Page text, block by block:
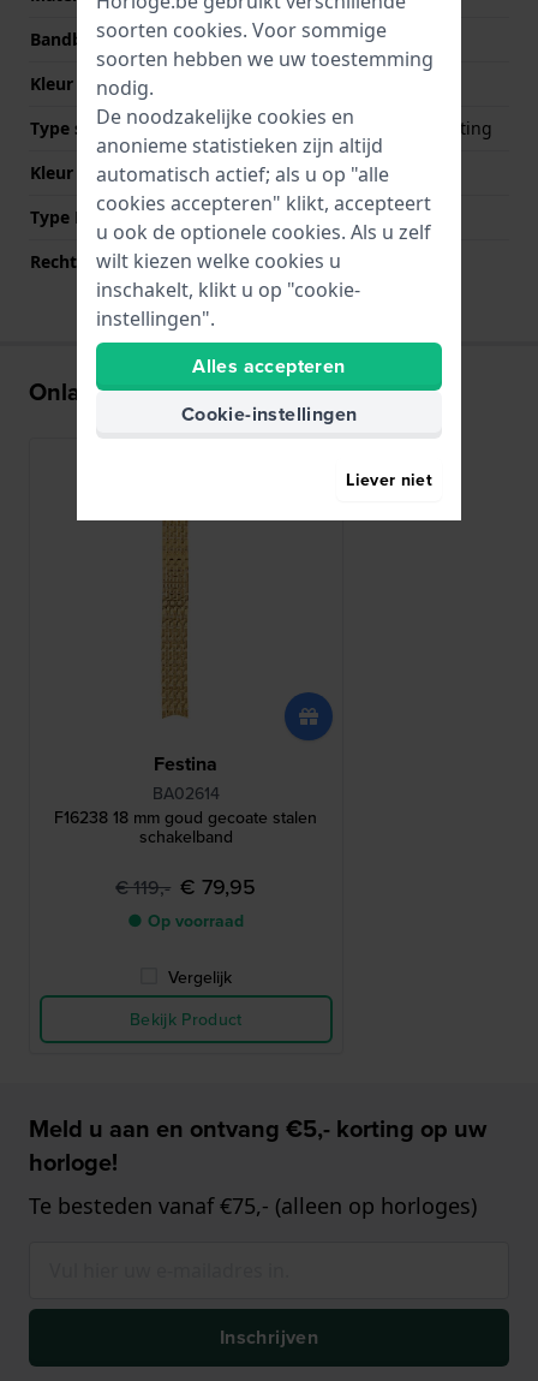
Bandbreedte
18 mm
Kleur Band
Type sluiting
Onzichtbare vlindersluiting
Kleur sluiting
Goud
Type Bevestiging
Bandpennen
Rechte aanzet
Nee
Onlangs bekeken
Festina
BA02614
F16238 18 mm goud gecoate stalen
schakelband
€ 119,- € 79,95
● Op voorraad
Vergelijk
Bekijk Product
Meld u aan en ontvang €5,- korting op uw
horloge!
Te besteden vanaf €75,- (alleen op horloges)
Inschrijven
soorten cookies. Voor sommige
soorten hebben we uw toestemming
nodig.
De noodzakelijke cookies en
anonieme statistieken zijn altijd
automatisch actief; als u op "alle
cookies accepteren" klikt, accepteert
u ook de optionele cookies. Als u zelf
wilt kiezen welke cookies u
inschakelt, klikt u op "cookie-
instellingen".
Alles accepteren
Cookie-instellingen
Liever niet